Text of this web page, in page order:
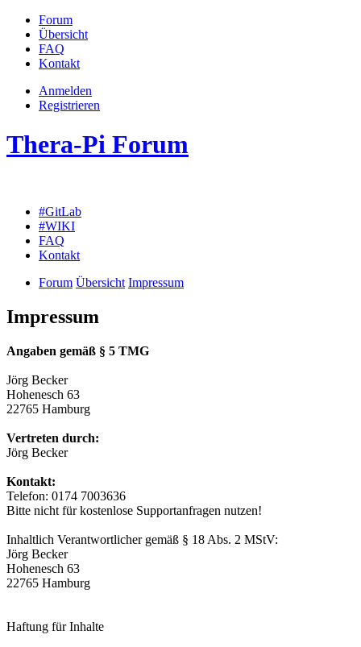
Forum
Übersicht
FAQ
Kontakt
Anmelden
Registrieren
Thera-Pi Forum
#GitLab
#WIKI
FAQ
Kontakt
Forum Übersicht Impressum
Impressum
Angaben gemäß § 5 TMG
Jörg Becker
Hohenesch 63
22765 Hamburg
Vertreten durch:
Jörg Becker
Kontakt:
Telefon: 0174 7003636
Bitte nicht für kostenlose Supportanfragen nutzen!
Inhaltlich Verantwortlicher gemäß § 18 Abs. 2 MStV:
Jörg Becker
Hohenesch 63
22765 Hamburg
Haftung für Inhalte